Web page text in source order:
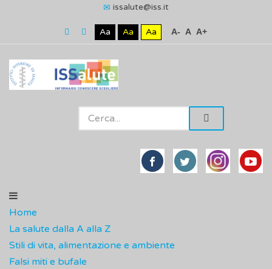
issalute@iss.it
Aa Aa Aa A- A A+
Home
La salute dalla A alla Z
Stili di vita, alimentazione e ambiente
Falsi miti e bufale